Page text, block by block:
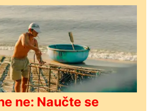
ne: Naučte se